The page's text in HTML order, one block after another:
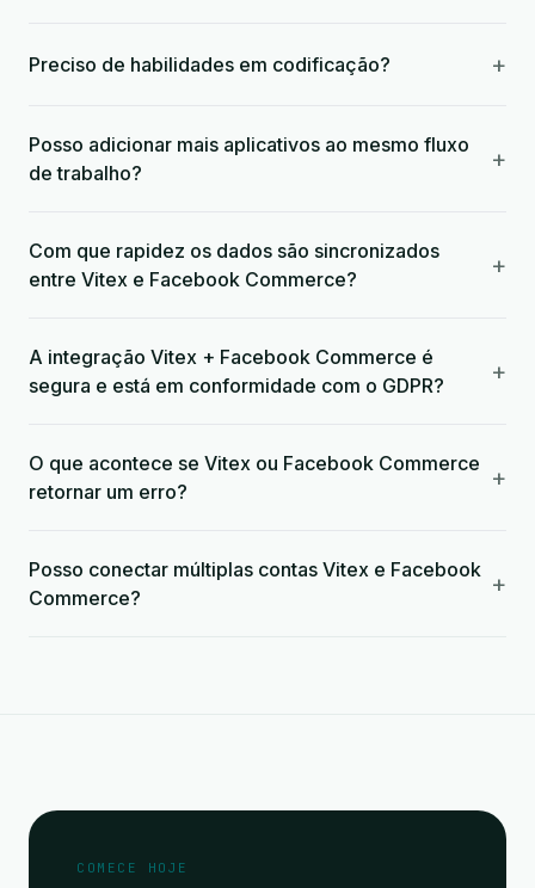
Preciso de habilidades em codificação? +
Posso adicionar mais aplicativos ao mesmo fluxo
de trabalho?
+
Com que rapidez os dados são sincronizados
entre Vitex e Facebook Commerce?
+
A integração Vitex + Facebook Commerce é
segura e está em conformidade com o GDPR?
+
O que acontece se Vitex ou Facebook Commerce
retornar um erro?
+
Posso conectar múltiplas contas Vitex e Facebook
Commerce?
+
COMECE HOJE